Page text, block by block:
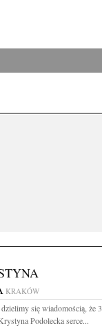
KRAKÓW
się wiadomością, że 3
Podolecka serce...